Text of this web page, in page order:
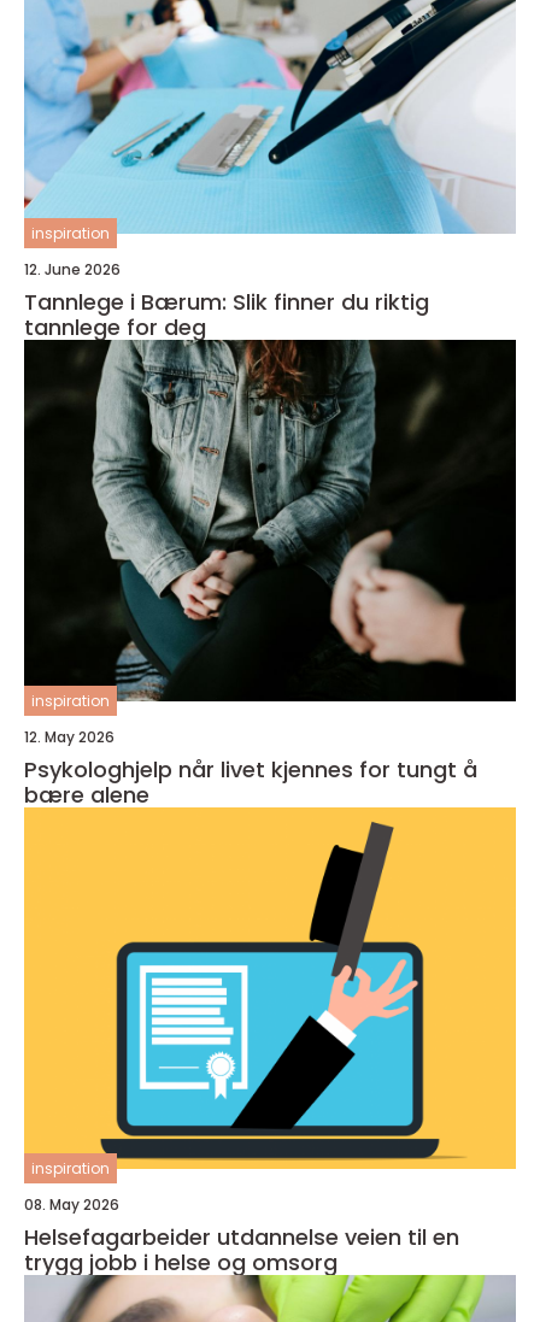
inspiration
12. June 2026
Tannlege i Bærum: Slik finner du riktig
tannlege for deg
inspiration
12. May 2026
Psykologhjelp når livet kjennes for tungt å
bære alene
inspiration
08. May 2026
Helsefagarbeider utdannelse veien til en
trygg jobb i helse og omsorg